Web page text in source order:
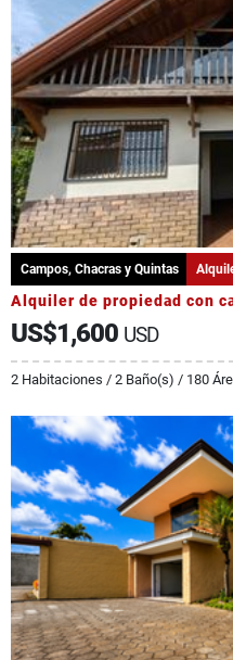
Campos, Chacras y Quintas
Alquiler de propiedad con
US$1,600 USD
2 Habitaciones / 2 Baño(s) / 180